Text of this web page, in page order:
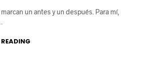
un antes y un después. Para mí,